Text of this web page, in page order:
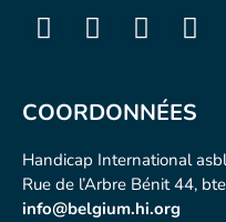
COORDONNÉES
Handicap International asbl
Rue de l’Arbre Bénit 44,
info@belgium.hi.org